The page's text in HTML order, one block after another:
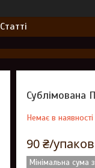
Статті
Сублімована
Немає в наявності
90 ₴/
Мінімальна сума